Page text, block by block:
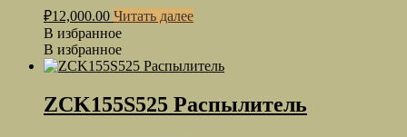
₽12,000.00 Читать далее
В избранное
В избранное
ZCK155S525 Распылитель